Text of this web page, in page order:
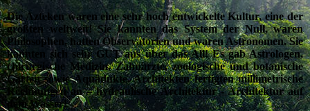
Die Azteken waren eine sehr hoch entwickelte Kultur, eine der
größten weltweit! Sie kannten das System der Null, waren
Philosophen, hatten Observatorien und waren Astronomen. Sie
kannten sich sehr GUT aus über das All! Es gab Astrologen,
chirurgische Medizin, Zahnärzte, zoologische und botanische
Gärten sowie Aquädukte. Architekten fertigten millimetrische
Rechnungen an – hydraulische Architektur - Architektur auf
dem Wasser!